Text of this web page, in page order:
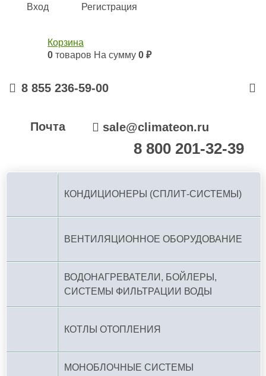
Вход Регистрация
Корзина
0 товаров На сумму 0 ₽
8 855 236-59-00
Почта sale@climateon.ru
8 800 201-32-39
КОНДИЦИОНЕРЫ (СПЛИТ-СИСТЕМЫ)
ВЕНТИЛЯЦИОННОЕ ОБОРУДОВАНИЕ
ВОДОНАГРЕВАТЕЛИ, БОЙЛЕРЫ,
СИСТЕМЫ ФИЛЬТРАЦИИ ВОДЫ
КОТЛЫ ОТОПЛЕНИЯ
МОНОБЛОЧНЫЕ СИСТЕМЫ